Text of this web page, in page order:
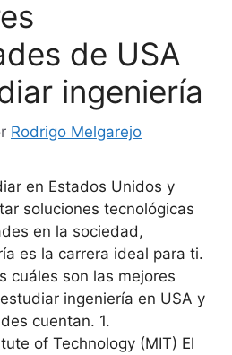
de USA
ingeniería
Rodrigo Melgarejo
en Estados Unidos y
soluciones tecnológicas
en la sociedad,
es la carrera ideal para ti.
cuáles son las mejores
ingeniería en USA y
cuentan. 1.
of Technology (MIT) El